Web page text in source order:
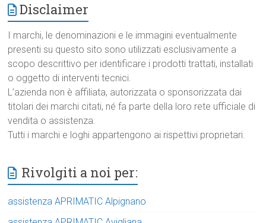
Disclaimer
I marchi, le denominazioni e le immagini eventualmente
presenti su questo sito sono utilizzati esclusivamente a
scopo descrittivo per identificare i prodotti trattati, installati
o oggetto di interventi tecnici.
L’azienda non è affiliata, autorizzata o sponsorizzata dai
titolari dei marchi citati, né fa parte della loro rete ufficiale di
vendita o assistenza.
Tutti i marchi e loghi appartengono ai rispettivi proprietari.
Rivolgiti a noi per:
assistenza APRIMATIC Alpignano